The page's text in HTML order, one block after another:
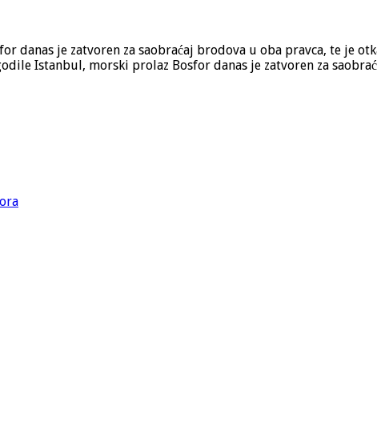
je zatvoren za saobraćaj brodova u oba pravca, te je
Istanbul, morski prolaz Bosfor danas je zatvoren za